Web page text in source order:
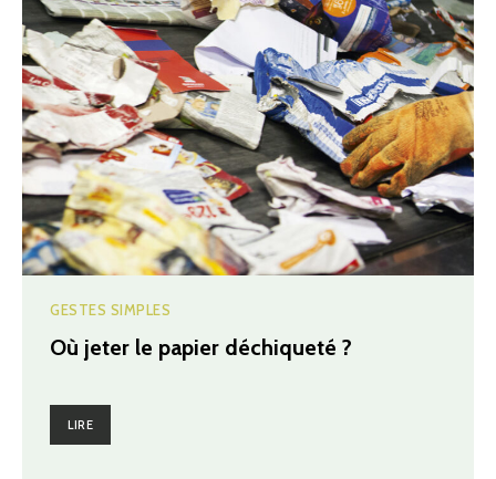
GESTES SIMPLES
Où jeter le papier déchiqueté ?
LIRE